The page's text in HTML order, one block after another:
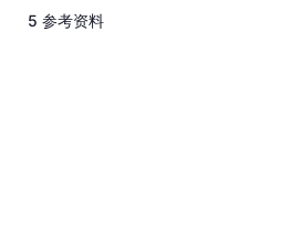
5 参考资料